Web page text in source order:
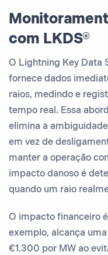
com LKDS®
O Lightning Key Data
fornece dados
raios, medindo e
tempo real. Essa
elimina a
em vez de
manter a operação
impacto danoso é
quando um raio
O impacto financeiro
exemplo, alcança
€1.300 por MW ao